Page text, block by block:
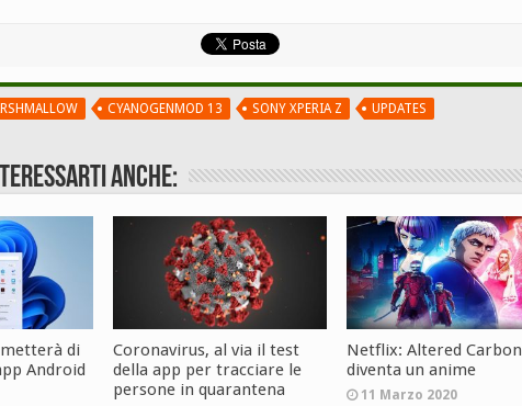
CYANOGENMOD 13 SONY XPERIA Z UPDATES
anche:
di
Android
Coronavirus, al via il test
della app per tracciare le
persone in quarantena
Netflix: Altered Carbon
diventa un anime
11 Marzo 2020